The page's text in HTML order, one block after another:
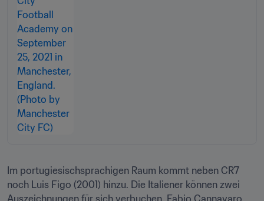
Im portugiesischsprachigen Raum kommt neben CR7
noch Luis Figo (2001) hinzu. Die Italiener können zwei
Auszeichnungen für sich verbuchen. Fabio Cannavaro